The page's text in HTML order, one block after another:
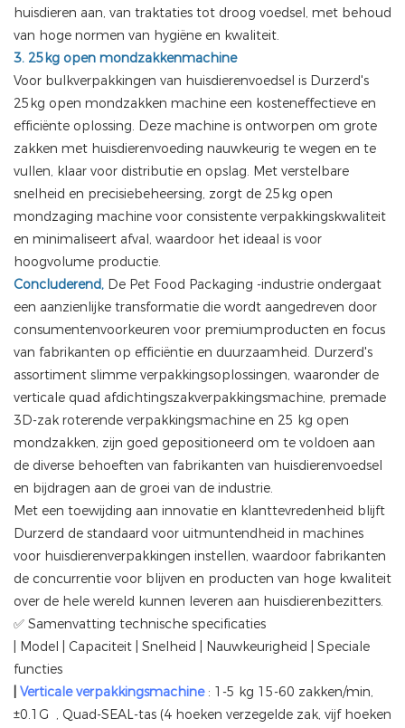
huisdieren aan, van traktaties tot droog voedsel, met behoud
van hoge normen van hygiëne en kwaliteit.
3. 25kg open mondzakkenmachine
Voor bulkverpakkingen van huisdierenvoedsel is Durzerd's
25kg open mondzakken machine een kosteneffectieve en
efficiënte oplossing. Deze machine is ontworpen om grote
zakken met huisdierenvoeding nauwkeurig te wegen en te
vullen, klaar voor distributie en opslag. Met verstelbare
snelheid en precisiebeheersing, zorgt de 25kg open
mondzaging machine voor consistente verpakkingskwaliteit
en minimaliseert afval, waardoor het ideaal is voor
hoogvolume productie.
Concluderend, De Pet Food Packaging -industrie ondergaat
een aanzienlijke transformatie die wordt aangedreven door
consumentenvoorkeuren voor premiumproducten en focus
van fabrikanten op efficiëntie en duurzaamheid. Durzerd's
assortiment slimme verpakkingsoplossingen, waaronder de
verticale quad afdichtingszakverpakkingsmachine, premade
3D-zak roterende verpakkingsmachine en 25 kg open
mondzakken, zijn goed gepositioneerd om te voldoen aan
de diverse behoeften van fabrikanten van huisdierenvoedsel
en bijdragen aan de groei van de industrie.
Met een toewijding aan innovatie en klanttevredenheid blijft
Durzerd de standaard voor uitmuntendheid in machines
voor huisdierenverpakkingen instellen, waardoor fabrikanten
de concurrentie voor blijven en producten van hoge kwaliteit
over de hele wereld kunnen leveren aan huisdierenbezitters.
✅ Samenvatting technische specificaties
| Model | Capaciteit | Snelheid | Nauwkeurigheid | Speciale
functies
Verticale verpakkingsmachine : 1-5 kg 15-60 zakken/min,
±0.1G , Quad-SEAL-tas (4 hoeken verzegelde zak, vijf hoeken